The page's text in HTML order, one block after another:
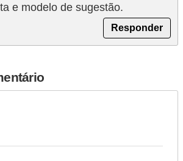
e modelo de sugestão.
Responder